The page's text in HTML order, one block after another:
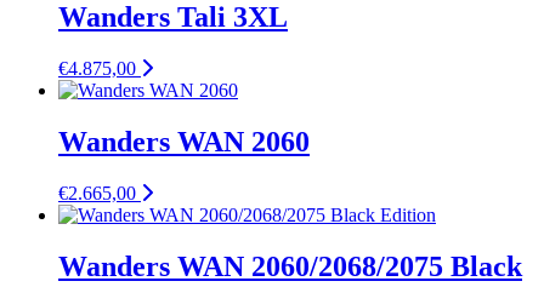
Wanders Tali 3XL
€4.875,00
Wanders WAN 2060
€2.665,00
Wanders WAN 2060/2068/2075 Black